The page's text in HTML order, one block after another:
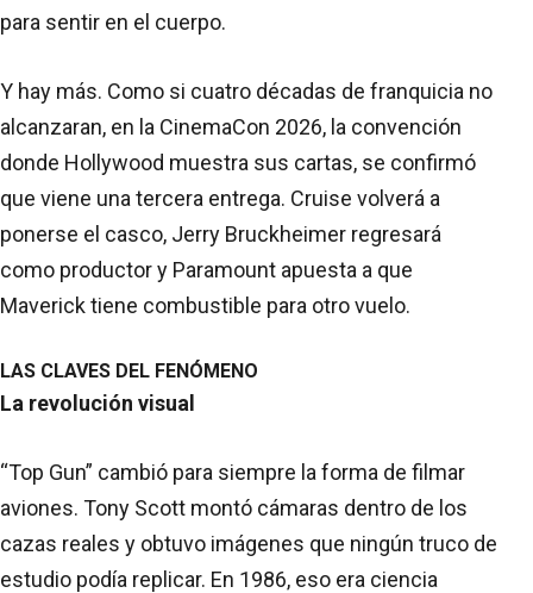
para sentir en el cuerpo.
Y hay más. Como si cuatro décadas de franquicia no
alcanzaran, en la CinemaCon 2026, la convención
donde Hollywood muestra sus cartas, se confirmó
que viene una tercera entrega. Cruise volverá a
ponerse el casco, Jerry Bruckheimer regresará
como productor y Paramount apuesta a que
Maverick tiene combustible para otro vuelo.
LAS CLAVES DEL FENÓMENO
La revolución visual
“Top Gun” cambió para siempre la forma de filmar
aviones. Tony Scott montó cámaras dentro de los
cazas reales y obtuvo imágenes que ningún truco de
estudio podía replicar. En 1986, eso era ciencia